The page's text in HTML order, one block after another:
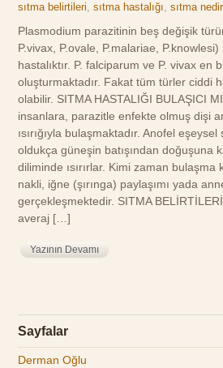
sıtma belirtileri,sıtma hastalığı,sıtma nedir
Plasmodium parazitinin beş değişik
P.vivax, P.ovale, P.malariae,
hastalıktır. P. falciparum ve P. vivax en
oluşturmaktadır. Fakat tüm türler ciddi
olabilir. SITMA HASTALIĞI BULAŞICI
insanlara, parazitle enfekte olmuş dişi
ısırığıyla bulaşmaktadır. Anofel
oldukça güneşin batışından doğuşuna
diliminde ısırırlar. Kimi zaman
nakli, iğne (şırınga) paylaşımı yada
gerçekleşmektedir. SITMA
averaj […]
Yazının Devamı
Sayfalar
Derman Oğlu